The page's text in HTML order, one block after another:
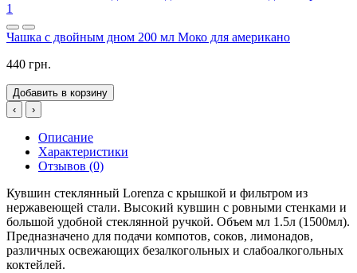
1
Чашка с двойным дном 200 мл Моко для американо
440 грн.
Добавить в корзину
‹
›
Описание
Характеристики
Отзывов (0)
Кувшин стеклянный Lorenza с крышкой и фильтром из
нержавеющей стали. Высокий кувшин с ровными стенками и
большой удобной стеклянной ручкой. Объем мл 1.5л (1500мл).
Предназначено для подачи компотов, соков, лимонадов,
различных освежающих безалкогольных и слабоалкогольных
коктейлей.